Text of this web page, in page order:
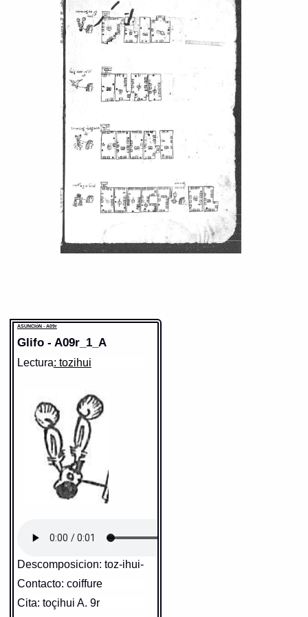
ASUNCIóN - A09r
Glifo - A09r_1_A
Lectura: tozihui
Descomposicion: toz-ihui-
Contacto: coiffure
Cita: toçihui A. 9r